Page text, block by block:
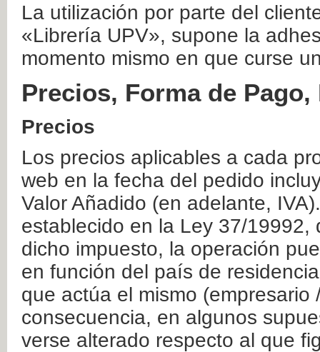
La utilización por parte del
«Librería UPV», supone la
momento mismo en que curse
Precios, Forma de
Precios
Los precios aplicables a cada
web en la fecha del pedido
Valor Añadido (en adelante,
establecido en la Ley 37/
dicho impuesto, la operación
en función del país de
que actúa el mismo
consecuencia, en algunos
verse alterado respecto al que